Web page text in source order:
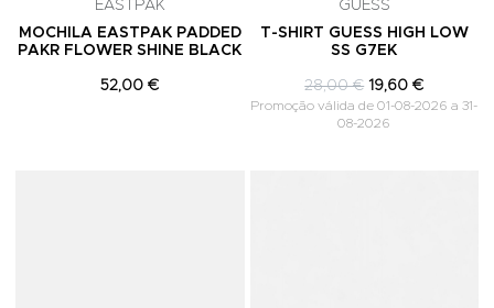
EASTPAK
MOCHILA EASTPAK PADDED
PAKR FLOWER SHINE BLACK
52,00 €
GUESS
T-SHIRT GUESS HIGH LOW
SS G7EK
28,00 € 19,60 €
Promoção válida de 01-08-2026 a 31-
08-2026